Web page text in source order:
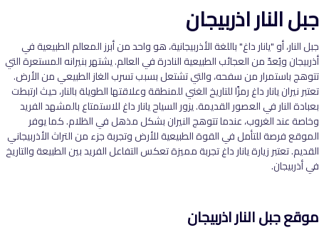
جبل النار اذربيجان
جبل النار، أو "يانار داغ" باللغة الأذربيجانية، هو واحد من أبرز المعالم الطبيعية في
أذربيجان ويُعدّ من العجائب الطبيعية النادرة في العالم. يشتهر بنيرانه المستعرة التي
تتوهج باستمرار من سفحه، والتي تشتعل بسبب تسرب الغاز الطبيعي من الأرض.
تعتبر نيران يانار داغ رمزًا للتاريخ الغني للمنطقة وعلاقتها الطويلة بالنار، حيث ارتبطت
بعبادة النار في العصور القديمة. يزور السياح يانار داغ للاستمتاع بالمشهد الفريد
وخاصة عند الغروب، عندما تتوهج النيران بشكل مذهل في الظلام. كما يوفر
الموقع فرصة للتأمل في القوة الطبيعية للأرض وتجربة جزء من التراث الأذربيجاني
القديم. تعتبر زيارة يانار داغ تجربة مميزة تعكس التفاعل الفريد بين الطبيعة والتاريخ
في أذربيجان.
موقع جبل النار اذربيجان